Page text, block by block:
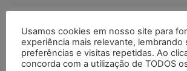
Continuar comGoogle
Continuar comX
Usamos cookies em nosso site para
experiência mais relevante, lembrando
preferências e visitas repetidas. Ao
concorda com a utilização de TODOS